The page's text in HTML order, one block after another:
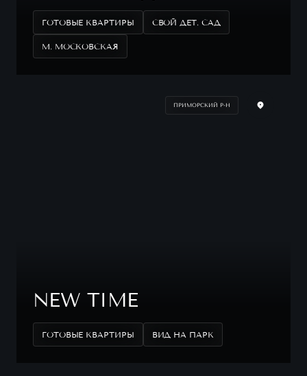
ГОТОВЫЕ КВАРТИРЫ СВОЙ ДЕТ. САД
М. МОСКОВСКАЯ
ПРИМОРСКИЙ Р-Н
NEW TIME
ГОТОВЫЕ КВАРТИРЫ ВИД НА ПАРК